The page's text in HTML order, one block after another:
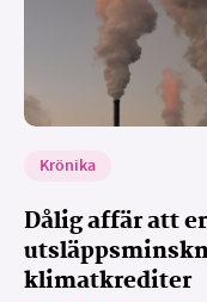
Krönika
Dålig affär att
klimatkrediter